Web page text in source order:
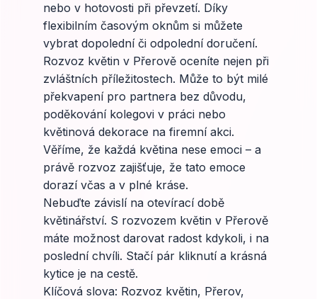
nebo v hotovosti při převzetí. Díky
flexibilním časovým oknům si můžete
vybrat dopolední či odpolední doručení.
Rozvoz květin v Přerově oceníte nejen při
zvláštních příležitostech. Může to být milé
překvapení pro partnera bez důvodu,
poděkování kolegovi v práci nebo
květinová dekorace na firemní akci.
Věříme, že každá květina nese emoci – a
právě rozvoz zajišťuje, že tato emoce
dorazí včas a v plné kráse.
Nebuďte závislí na otevírací době
květinářství. S rozvozem květin v Přerově
máte možnost darovat radost kdykoli, i na
poslední chvíli. Stačí pár kliknutí a krásná
kytice je na cestě.
Klíčová slova: Rozvoz květin, Přerov,